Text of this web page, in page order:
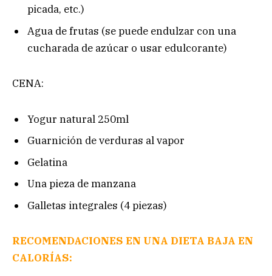
picada, etc.)
Agua de frutas (se puede endulzar con una
cucharada de azúcar o usar edulcorante)
CENA:
Yogur natural 250ml
Guarnición de verduras al vapor
Gelatina
Una pieza de manzana
Galletas integrales (4 piezas)
RECOMENDACIONES EN UNA DIETA BAJA EN
CALORÍAS: